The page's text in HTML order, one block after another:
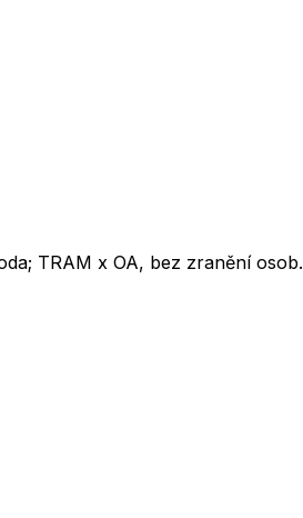
TRAM x OA, bez zranění osob.